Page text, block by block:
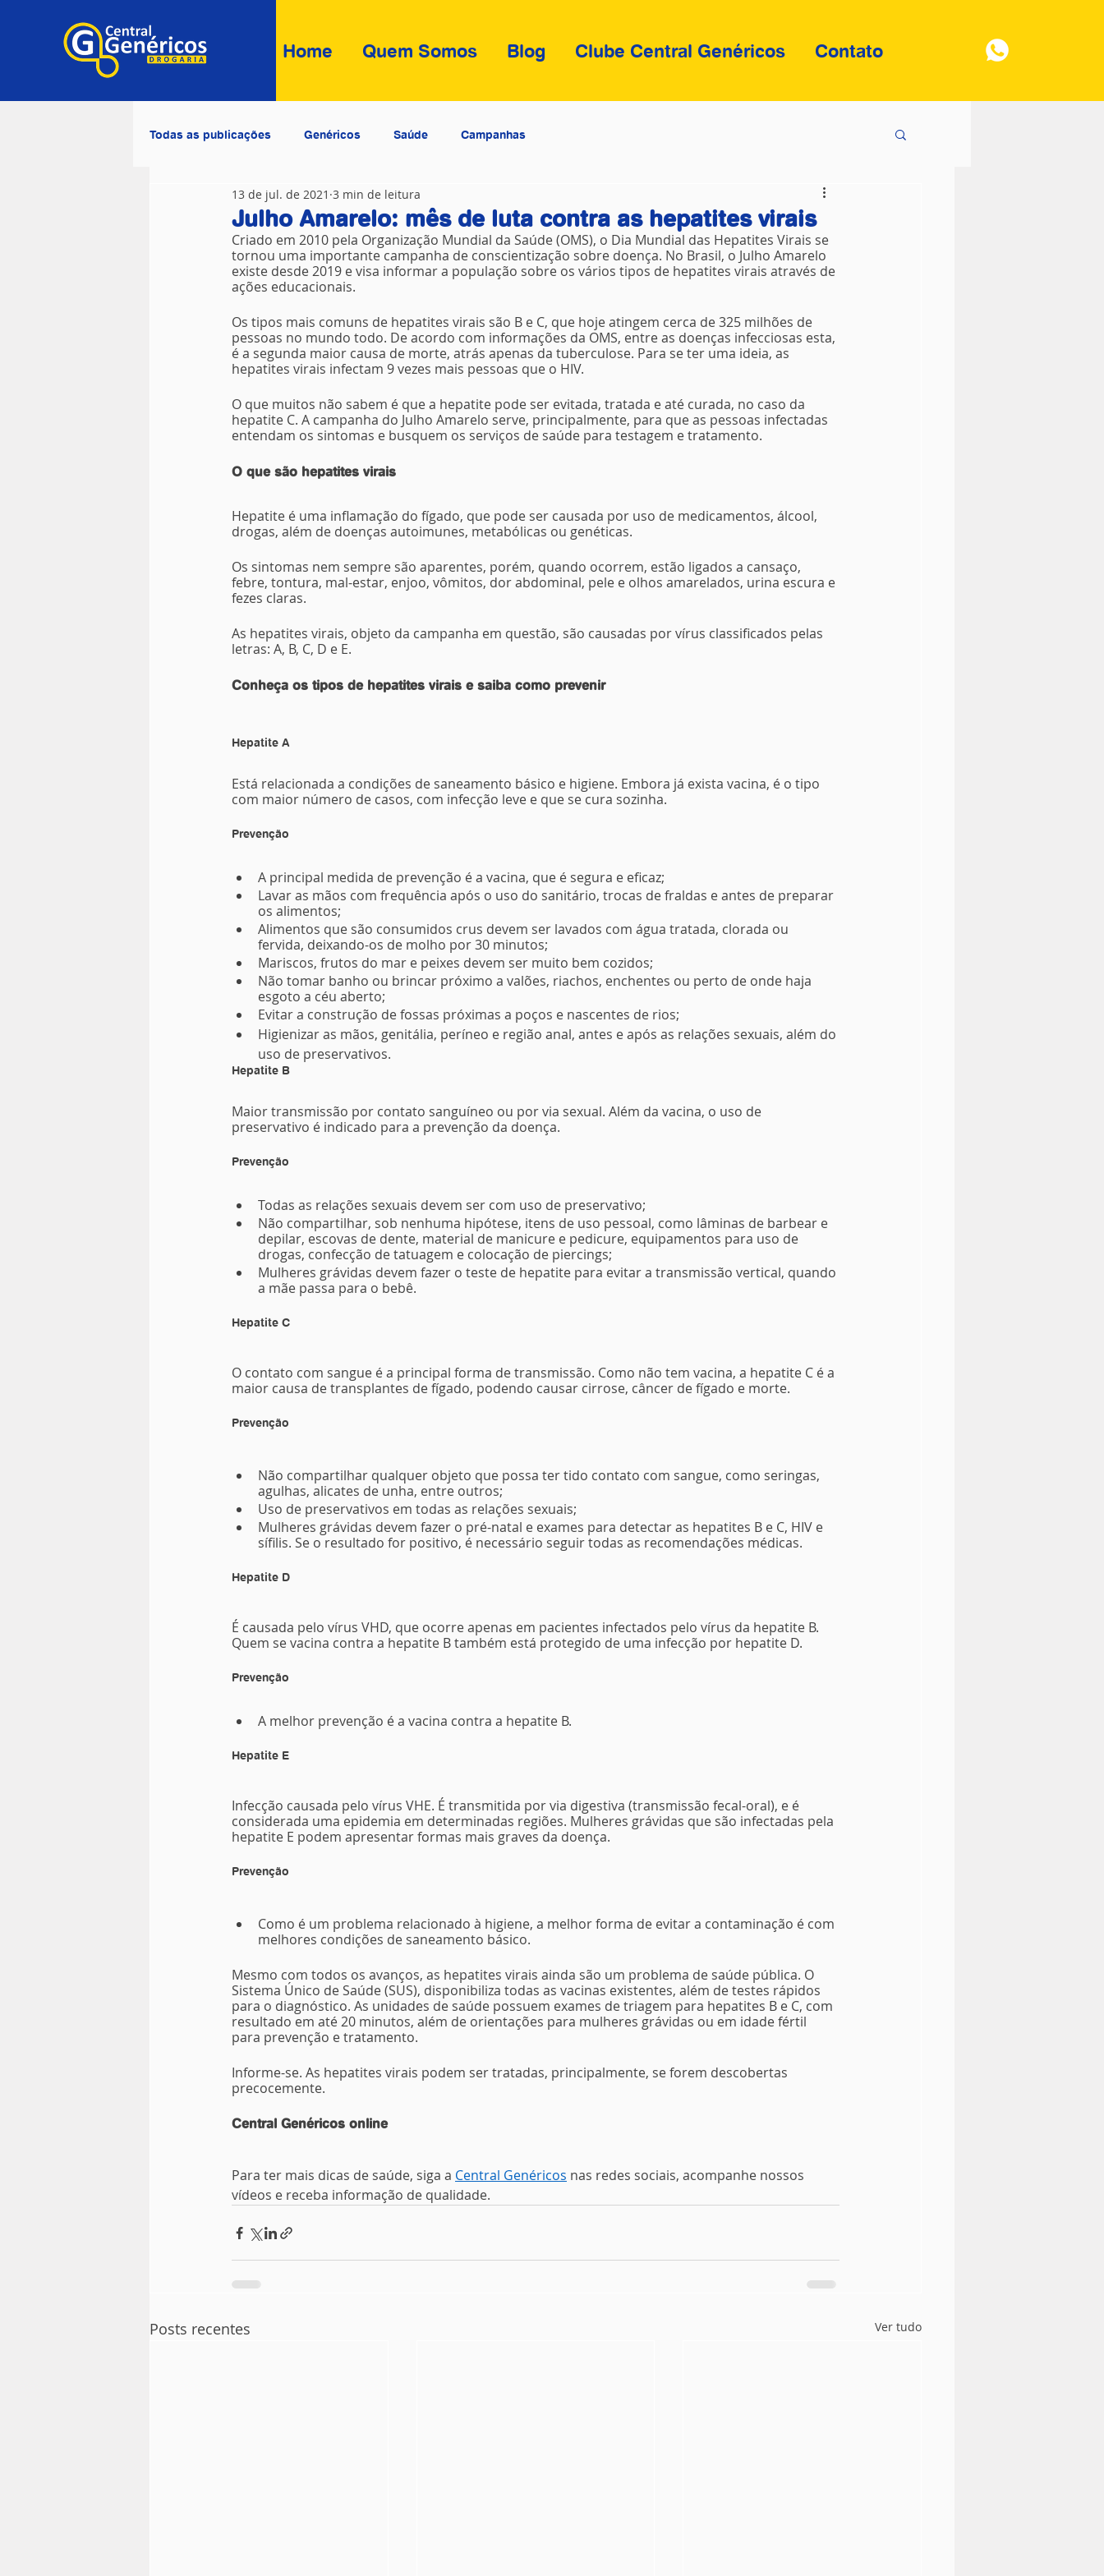
Home Quem Somos Blog Clube Central Genéricos Contato
Todas as publicações Genéricos Saúde Campanhas
Julho Amarelo: mês de luta contra as hepatites virais
13 de jul. de 2021 3 min de leitura
Criado em 2010 pela Organização Mundial da Saúde (OMS), o Dia Mundial das Hepatites Virais se
tornou uma importante campanha de conscientização sobre doença. No Brasil, o Julho Amarelo
existe desde 2019 e visa informar a população sobre os vários tipos de hepatites virais através de
ações educacionais.
Os tipos mais comuns de hepatites virais são B e C, que hoje atingem cerca de 325 milhões de
pessoas no mundo todo. De acordo com informações da OMS, entre as doenças infecciosas esta,
é a segunda maior causa de morte, atrás apenas da tuberculose. Para se ter uma ideia, as
hepatites virais infectam 9 vezes mais pessoas que o HIV.
O que muitos não sabem é que a hepatite pode ser evitada, tratada e até curada, no caso da
hepatite C. A campanha do Julho Amarelo serve, principalmente, para que as pessoas infectadas
entendam os sintomas e busquem os serviços de saúde para testagem e tratamento.
O que são hepatites virais
Hepatite é uma inflamação do fígado, que pode ser causada por uso de medicamentos, álcool,
drogas, além de doenças autoimunes, metabólicas ou genéticas.
Os sintomas nem sempre são aparentes, porém, quando ocorrem, estão ligados a cansaço,
febre, tontura, mal-estar, enjoo, vômitos, dor abdominal, pele e olhos amarelados, urina escura e
fezes claras.
As hepatites virais, objeto da campanha em questão, são causadas por vírus classificados pelas
letras: A, B, C, D e E.
Conheça os tipos de hepatites virais e saiba como prevenir
Hepatite A
Está relacionada a condições de saneamento básico e higiene. Embora já exista vacina, é o tipo
com maior número de casos, com infecção leve e que se cura sozinha.
Prevenção
A principal medida de prevenção é a vacina, que é segura e eficaz;
Lavar as mãos com frequência após o uso do sanitário, trocas de fraldas e antes de preparar
os alimentos;
Alimentos que são consumidos crus devem ser lavados com água tratada, clorada ou
fervida, deixando-os de molho por 30 minutos;
Mariscos, frutos do mar e peixes devem ser muito bem cozidos;
Não tomar banho ou brincar próximo a valões, riachos, enchentes ou perto de onde haja
esgoto a céu aberto;
Evitar a construção de fossas próximas a poços e nascentes de rios;
Higienizar as mãos, genitália, períneo e região anal, antes e após as relações sexuais, além do
uso de preservativos.
Hepatite B
Maior transmissão por contato sanguíneo ou por via sexual. Além da vacina, o uso de
preservativo é indicado para a prevenção da doença.
Prevenção
Todas as relações sexuais devem ser com uso de preservativo;
Não compartilhar, sob nenhuma hipótese, itens de uso pessoal, como lâminas de barbear e
depilar, escovas de dente, material de manicure e pedicure, equipamentos para uso de
drogas, confecção de tatuagem e colocação de piercings;
Mulheres grávidas devem fazer o teste de hepatite para evitar a transmissão vertical, quando
a mãe passa para o bebê.
Hepatite C
O contato com sangue é a principal forma de transmissão. Como não tem vacina, a hepatite C é a
maior causa de transplantes de fígado, podendo causar cirrose, câncer de fígado e morte.
Prevenção
Não compartilhar qualquer objeto que possa ter tido contato com sangue, como seringas,
agulhas, alicates de unha, entre outros;
Uso de preservativos em todas as relações sexuais;
Mulheres grávidas devem fazer o pré-natal e exames para detectar as hepatites B e C, HIV e
sífilis. Se o resultado for positivo, é necessário seguir todas as recomendações médicas.
Hepatite D
É causada pelo vírus VHD, que ocorre apenas em pacientes infectados pelo vírus da hepatite B.
Quem se vacina contra a hepatite B também está protegido de uma infecção por hepatite D.
Prevenção
A melhor prevenção é a vacina contra a hepatite B.
Hepatite E
Infecção causada pelo vírus VHE. É transmitida por via digestiva (transmissão fecal-oral), e é
considerada uma epidemia em determinadas regiões. Mulheres grávidas que são infectadas pela
hepatite E podem apresentar formas mais graves da doença.
Prevenção
Como é um problema relacionado à higiene, a melhor forma de evitar a contaminação é com
melhores condições de saneamento básico.
Mesmo com todos os avanços, as hepatites virais ainda são um problema de saúde pública. O
Sistema Único de Saúde (SUS), disponibiliza todas as vacinas existentes, além de testes rápidos
para o diagnóstico. As unidades de saúde possuem exames de triagem para hepatites B e C, com
resultado em até 20 minutos, além de orientações para mulheres grávidas ou em idade fértil
para prevenção e tratamento.
Informe-se. As hepatites virais podem ser tratadas, principalmente, se forem descobertas
precocemente.
Central Genéricos online
Para ter mais dicas de saúde, siga a Central Genéricos nas redes sociais, acompanhe nossos
vídeos e receba informação de qualidade.
Posts recentes Ver tudo